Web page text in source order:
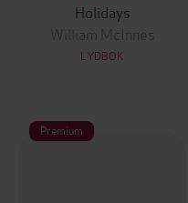
Holidays
William McInnes
LYDBOK
Premium